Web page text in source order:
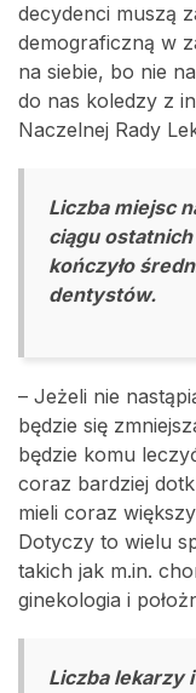
decydenci muszą
demograficzną w
na siebie, bo nie
do nas koledzy z
Naczelnej Rady
Liczba miejsc
ciągu
kończyło
dentystów.
– Jeżeli nie
będzie się
będzie komu
coraz bardziej
mieli coraz
Dotyczy to wielu
takich jak m.in.
ginekologia i
Liczba lekarzy